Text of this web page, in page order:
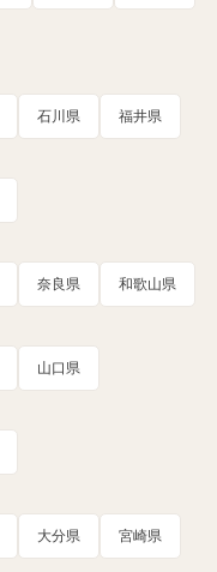
石川県 福井県
奈良県 和歌山県
山口県
大分県 宮崎県